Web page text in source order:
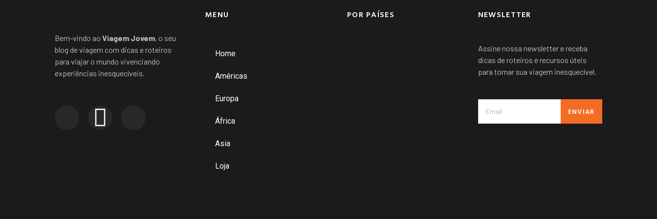
Bem-vindo ao Viagem Jovem, o seu
blog de viagem com dicas e roteiros
para viajar o mundo vivenciando
experiências inesquecíveis.
MENU
Home
Américas
Europa
África
Asia
Loja
POR PAÍSES NEWSLETTER
Assine nossa newsletter e receba
dicas de roteiros e recursos úteis
para tornar sua viagem inesquecível.
ENVIAR